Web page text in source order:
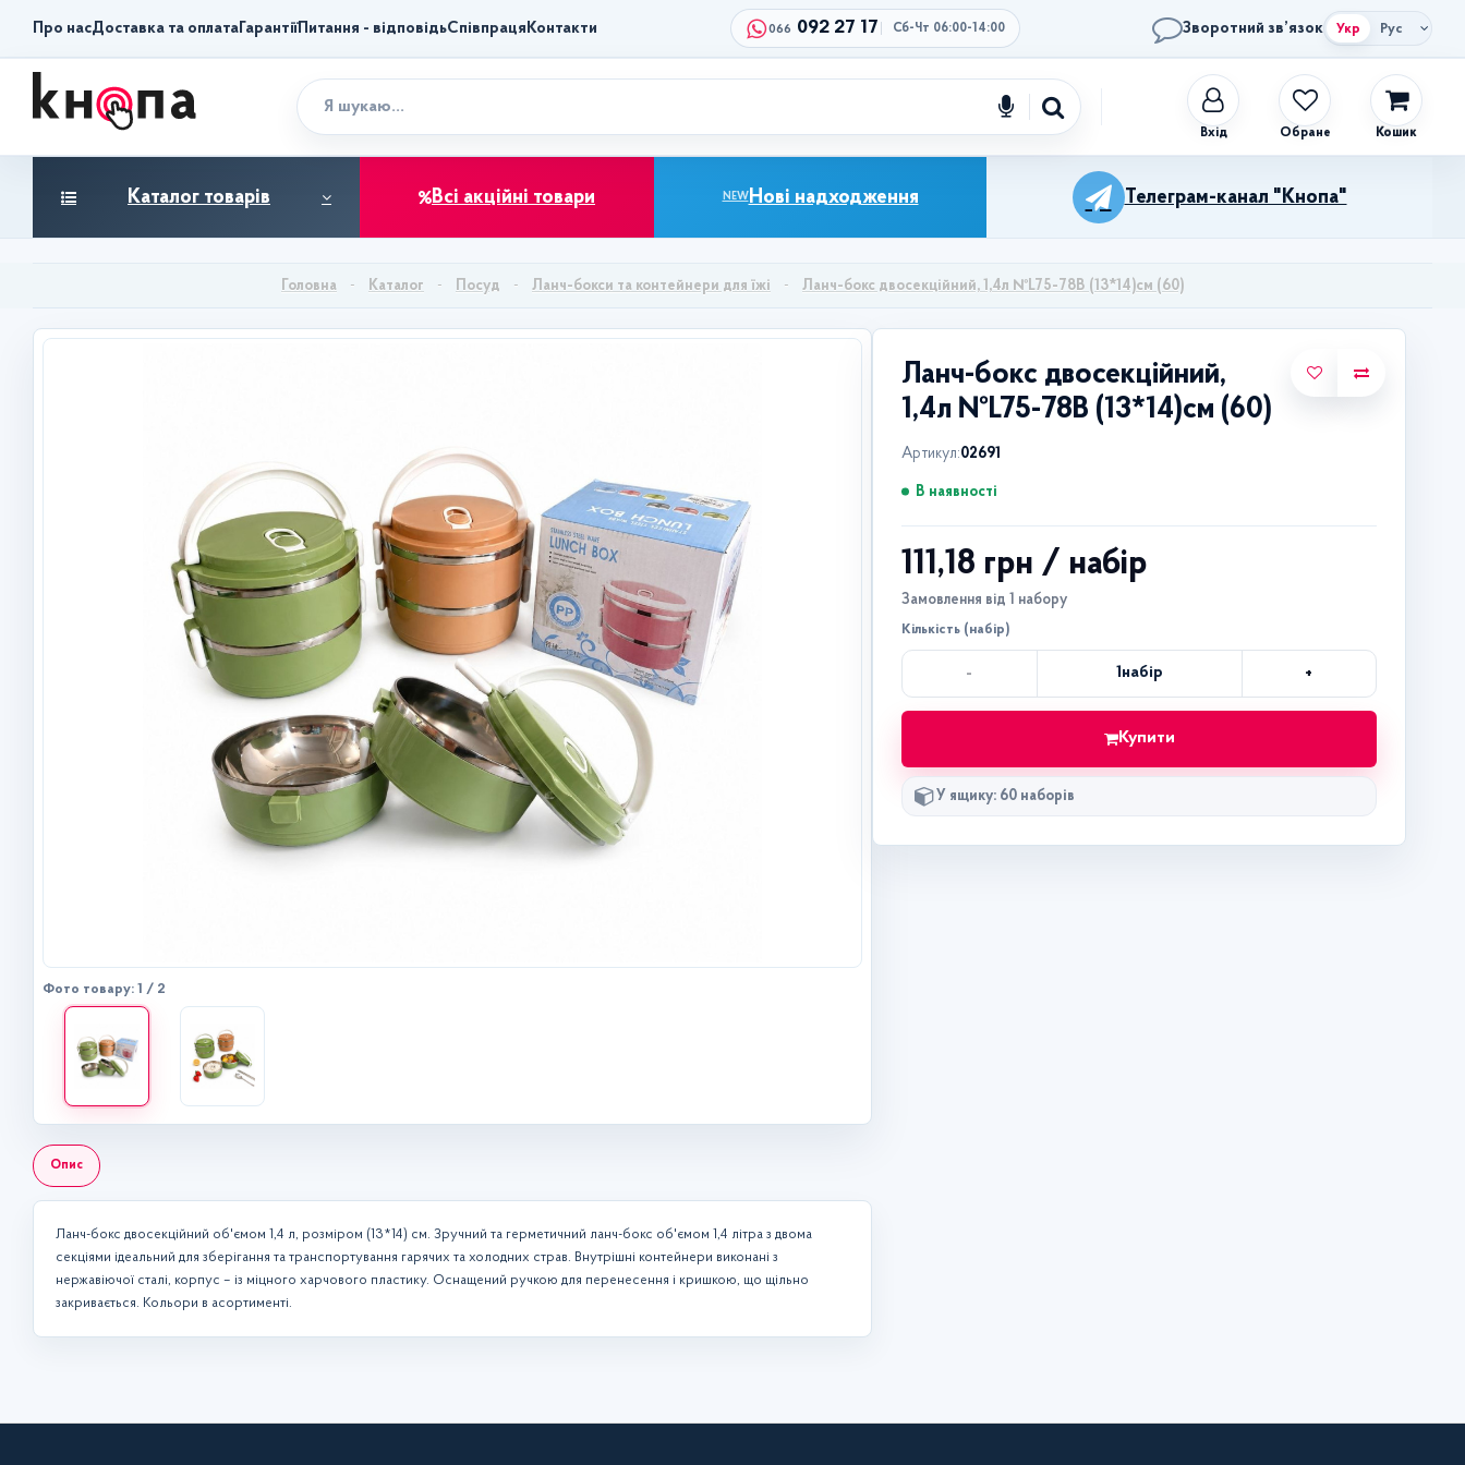
Про насДоставка та оплата ГарантіїПитання - відповідьСпівпраця Контакти 066 092 27 17 Сб-Чт 06:00-14:00 Зворотний зв’язок Укр Рус
Обране Кошик
Каталог товарів Всі акційні товари NEWНові надходження Телеграм-канал "Кнопа"
Каталог Посуд Ланч-бокси та контейнери для їжі Ланч-бокс двосекційний, 1,4л №L75-78B (13*14)см (60)
Фото товару: 1 / 2
Опис
Ланч-бокс двосекційний об'ємом 1,4 л, розміром (13*14) см. Зручний та герметичний ланч-бокс об'ємом 1,4 літра з двома
секціями ідеальний для зберігання та транспортування гарячих та холодних страв. Внутрішні контейнери виконані з
нержавіючої сталі, корпус – із міцного харчового пластику. Оснащений ручкою для перенесення і кришкою, що щільно
закривається. Кольори в асортименті.
Ланч-бокс двосекційний,
1,4л №L75-78B (13*14)см (60)
Артикул:02691
В наявності
111,18 грн / набір
Замовлення від 1 набору
Кількість (набір)
-
Кількість
1набір +
Купити
У ящику: 60 наборів